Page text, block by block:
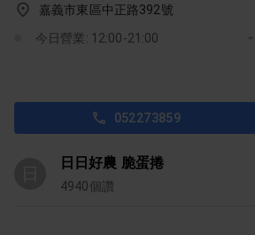
嘉義市東區中正路392號
今日營業: 12:00-21:00
052273859
日日好農 脆蛋捲
4940個讚